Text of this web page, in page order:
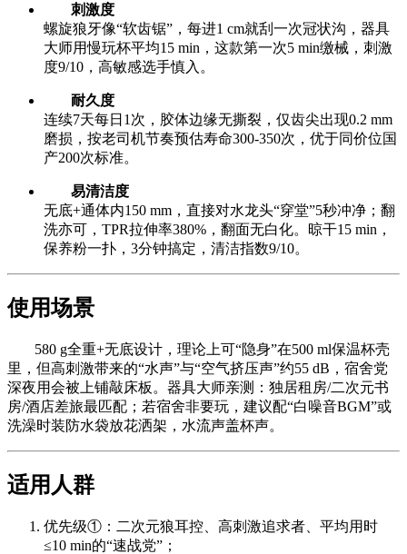
刺激度
螺旋狼牙像“软齿锯”，每进1 cm就刮一次冠状沟，器具
大师用慢玩杯平均15 min，这款第一次5 min缴械，刺激
度9/10，高敏感选手慎入。
耐久度
连续7天每日1次，胶体边缘无撕裂，仅齿尖出现0.2 mm
磨损，按老司机节奏预估寿命300-350次，优于同价位国
产200次标准。
易清洁度
无底+通体内150 mm，直接对水龙头“穿堂”5秒冲净；翻
洗亦可，TPR拉伸率380%，翻面无白化。晾干15 min，
保养粉一扑，3分钟搞定，清洁指数9/10。
使用场景
580 g全重+无底设计，理论上可“隐身”在500 ml保温杯壳
里，但高刺激带来的“水声”与“空气挤压声”约55 dB，宿舍党
深夜用会被上铺敲床板。器具大师亲测：独居租房/二次元书
房/酒店差旅最匹配；若宿舍非要玩，建议配“白噪音BGM”或
洗澡时装防水袋放花洒架，水流声盖杯声。
适用人群
优先级①：二次元狼耳控、高刺激追求者、平均用时
≤10 min的“速战党”；